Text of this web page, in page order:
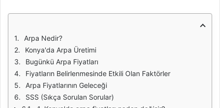
Arpa Nedir?
Konya'da Arpa Üretimi
Bugünkü Arpa Fiyatları
Fiyatların Belirlenmesinde Etkili Olan Faktörler
Arpa Fiyatlarının Geleceği
SSS (Sıkça Sorulan Sorular)